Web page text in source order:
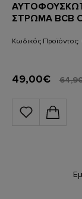
ΣΤΡΩΜΑ BCB
Κωδικός Προϊόντος:
49,00€